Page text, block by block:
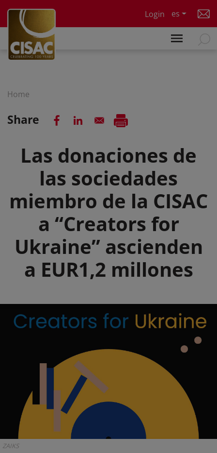
Login
es
Home
Share
Las donaciones de
las sociedades
miembro de la CISAC
a “Creators for
Ukraine” ascienden
a EUR1,2 millones
ZAIKS